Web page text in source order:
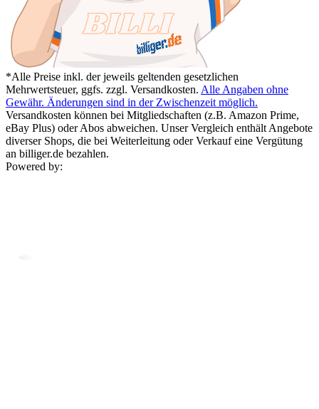
*Alle Preise inkl. der jeweils geltenden gesetzlichen
Mehrwertsteuer, ggfs. zzgl. Versandkosten. Alle Angaben ohne
Gewähr. Änderungen sind in der Zwischenzeit möglich.
Versandkosten können bei Mitgliedschaften (z.B. Amazon Prime,
eBay Plus) oder Abos abweichen. Unser Vergleich enthält Angebote
diverser Shops, die bei Weiterleitung oder Verkauf eine Vergütung
an billiger.de bezahlen.
Powered by: